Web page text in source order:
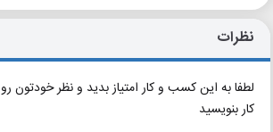
نظرات
لطفا به این کسب و کار امتیاز بدید و نظر خودتون
کار بنویسید